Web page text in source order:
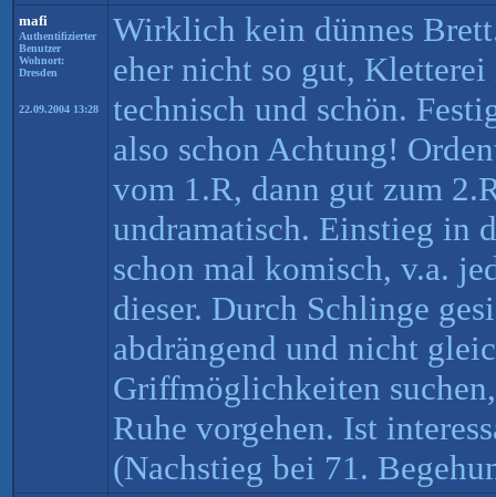
mafi
Authentifizierter
Benutzer
Wohnort:
Dresden
22.09.2004 13:28
Wirklich kein dünnes
eher nicht so gut,
technisch und schön.
also schon Achtung!
vom 1.R, dann gut zum
undramatisch. Einstieg in
schon mal komisch, v.a.
dieser. Durch Schlinge
abdrängend und nicht
Griffmöglichkeiten
Ruhe vorgehen. Ist
(Nachstieg bei 71.